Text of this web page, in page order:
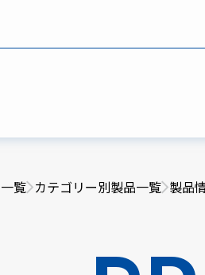
覧 カテゴリー別製品一覧 製品